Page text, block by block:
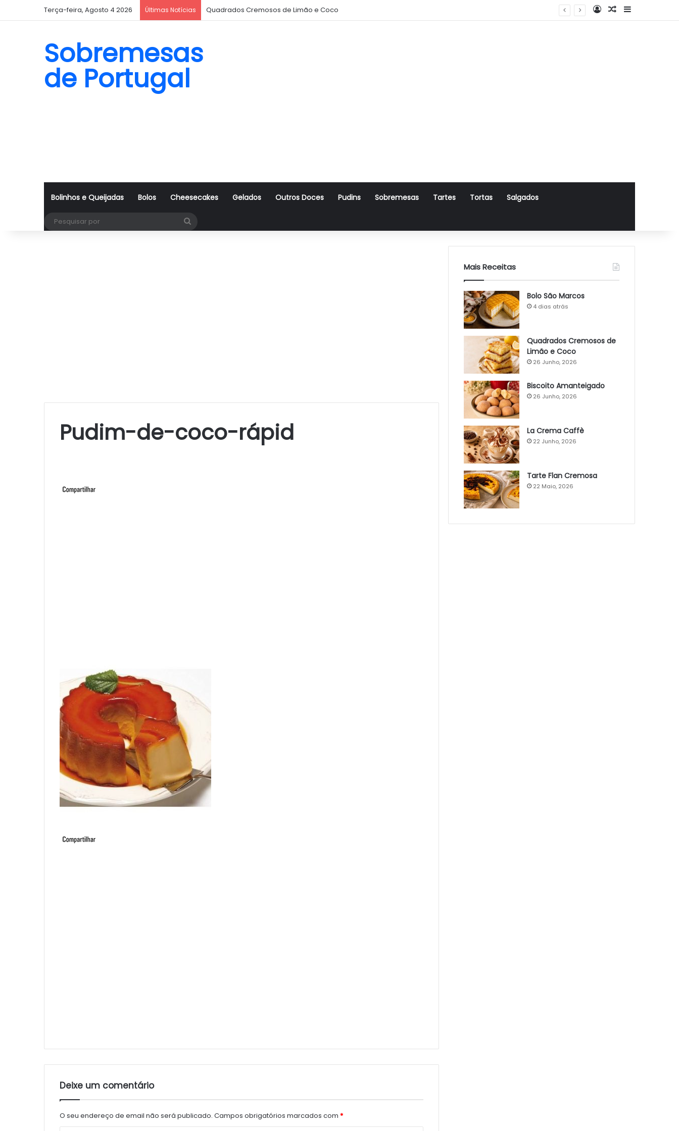
Terça-feira, Agosto 4 2026 Últimas Notícias Quadrados Cremosos de Limão e Coco Log InArtigo Aleatório
Sidebar
Sobremesas
de Portugal
Bolinhos e Queijadas Bolos Cheesecakes Gelados Outros Doces Pudins Sobremesas Tartes Tortas Salgados
Pudim-de-coco-rápid
Deixe um comentário
O seu endereço de email não será publicado. Campos obrigatórios marcados com *
Mais Receitas
Bolo São Marcos
4 dias atrás
Quadrados Cremosos de
Limão e Coco
26 Junho, 2026
Biscoito Amanteigado
26 Junho, 2026
La Crema Caffè
22 Junho, 2026
Tarte Flan Cremosa
22 Maio, 2026